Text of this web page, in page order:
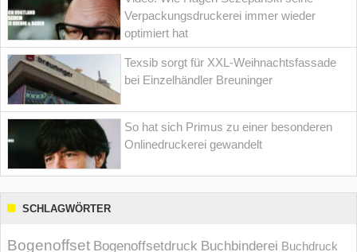
Verpackungsdruckerei immer wieder
optimiert hat
Texsib sorgt für XXL-Weihnachtsfassade
bei Einzelhändler Breuninger
So hat sich Primus zu einer besonderen
Onlinedruckerei gewandelt
SCHLAGWÖRTER
Bogenoffset Bogenoffsetdruck Buchbinderei Buchdruck